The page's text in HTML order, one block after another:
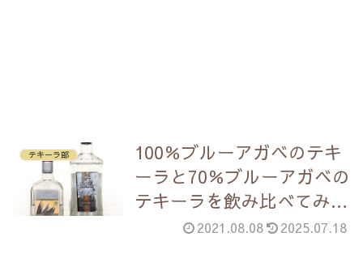
テキーラ部
100％ブルーアガベのテキ
ーラと70％ブルーアガベの
テキーラを飲み比べてみ
2021.08.08 2025.07.18